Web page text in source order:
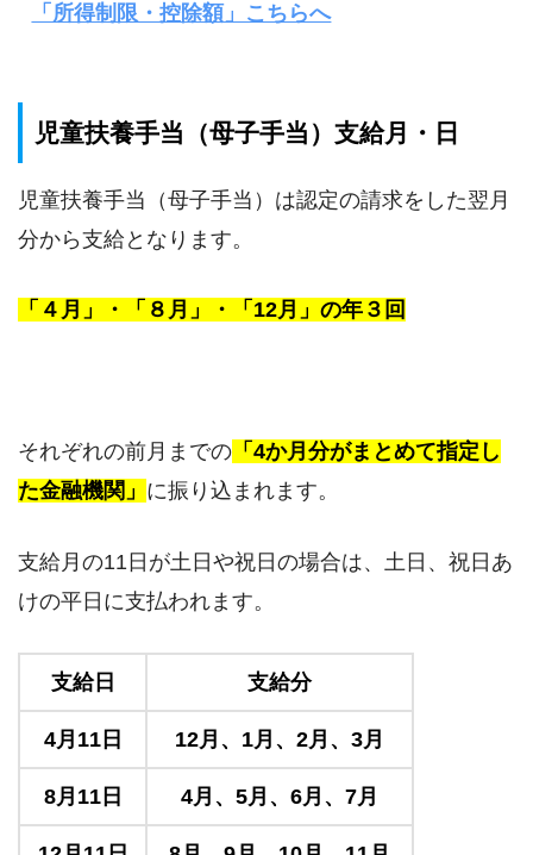
「所得制限・控除額」こちらへ
児童扶養手当（母子手当）支給月・日
児童扶養手当（母子手当）は認定の請求をした翌月
分から支給となります。
「４月」・「８月」・「12月」の年３回
それぞれの前月までの 「4か月分がまとめて指定し
た金融機関」 に振り込まれます。
支給月の11日が土日や祝日の場合は、土日、祝日あ
けの平日に支払われます。
支給日 支給分
4月11日 12月、1月、2月、3月
8月11日 4月、5月、6月、7月